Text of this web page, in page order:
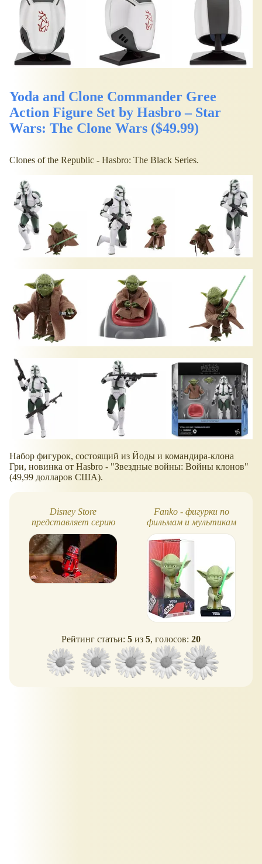
Yoda and Clone Commander Gree
Action Figure Set by Hasbro – Star
Wars: The Clone Wars ($49.99)
Clones of the Republic - Hasbro: The Black Series.
Набор фигурок, состоящий из Йоды и командира-клона
Гри, новинка от Hasbro - "Звездные войны: Войны клонов"
(49,99 долларов США).
Disney Store
представляет серию
Droid Factory Friday
Fanko - фигурки по
фильмам и мультикам
Рейтинг статьи: 5 из 5, голосов: 20